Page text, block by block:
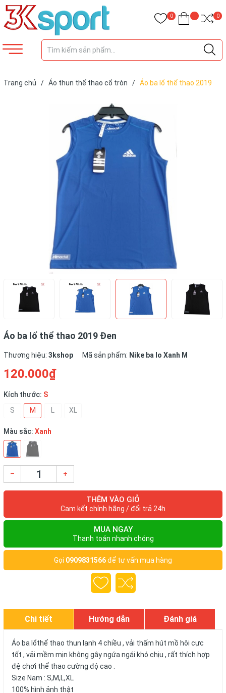
0 0
Trang chủ / Áo thun thể thao cổ tròn / Áo ba lổ thể thao 2019
Áo ba lổ thể thao 2019 Đen
Thương hiệu: 3kshop Mã sản phẩm: Nike ba lo Xanh M
120.000₫
Kích thước: S
S
M XL
Màu sắc: Xanh
– +
THÊM VÀO GIỎ
Cam kết chính hãng / đổi trả 24h
MUA NGAY
Thanh toán nhanh chóng
Gọi 0909831566để tư vấn mua hàng
Chi tiết Hướng dẫn Đánh giá
Áo ba lổthể thao thun lạnh 4 chiều , vải thấm hút mồ hôi cực
tốt , vải mềm mịn không gây ngứa ngái khó chịu , rất thích hợp
đệ chơi thể thao cường độ cao .
Size Nam : S,M,L,XL
100% hình ảnh thật